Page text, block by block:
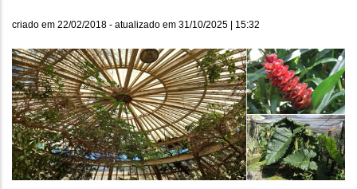
criado em 22/02/2018 - atualizado em 31/10/2025 | 15:32